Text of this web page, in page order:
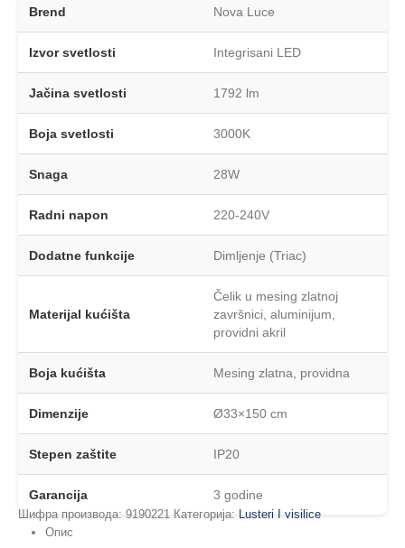
Brend Nova Luce
Izvor svetlosti Integrisani LED
Jačina svetlosti 1792 lm
Boja svetlosti 3000K
Snaga 28W
Radni napon 220-240V
Dodatne funkcije Dimljenje (Triac)
Materijal kućišta
Čelik u mesing zlatnoj
završnici, aluminijum,
providni akril
Boja kućišta Mesing zlatna, providna
Dimenzije Ø33×150 cm
Stepen zaštite IP20
Garancija 3 godine
Шифра производа: 9190221 Категорија: Lusteri I visilice
Опис